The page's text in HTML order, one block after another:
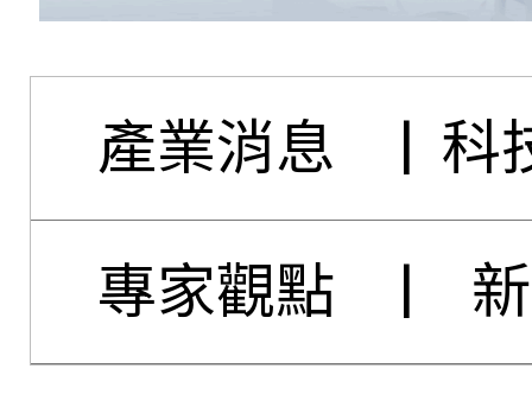
產業消息 | 科
專家觀點
|